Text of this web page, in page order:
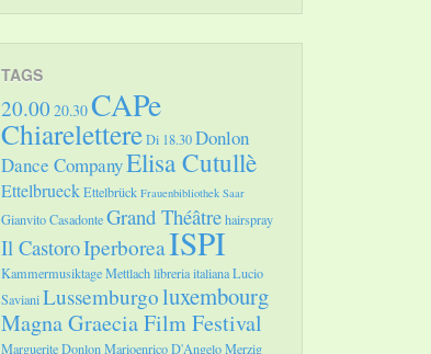
TAGS
20.00 20.30CAPe
ChiarelettereDi 18.30Donlon
Dance CompanyElisa Cutullè
EttelbrueckEttelbrück Frauenbibliothek Saar
Gianvito CasadonteGrand Théâtrehairspray
Il CastoroIperboreaISPI
Kammermusiktage Mettlachlibreria italianaLucio
SavianiLussemburgoluxembourg
Magna Graecia Film Festival
Marguerite DonlonMarioenrico D'AngeloMerzig